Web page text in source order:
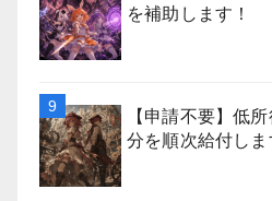
を補助します！
【申請不要】低
分を順次給付しま